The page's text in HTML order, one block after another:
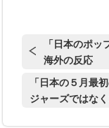
「日本のポッ
海外の反応
「日本の５月最
ジャーズではな